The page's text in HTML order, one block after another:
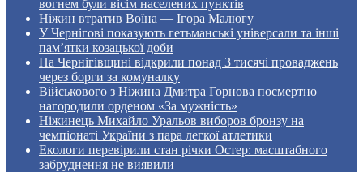
вогнем були вісім населених пунктів
Ніжин втратив Воїна — Ігора Малюгу
У Чернігові показують гетьманські універсали та інші
пам’ятки козацької доби
На Чернігівщині відкрили понад 3 тисячі проваджень
через борги за комуналку
Військового з Ніжина Дмитра Горнова посмертно
нагородили орденом «За мужність»
Ніжинець Михайло Уральов виборов бронзу на
чемпіонаті України з пара легкої атлетики
Екологи перевірили стан річки Остер: масштабного
забруднення не виявили